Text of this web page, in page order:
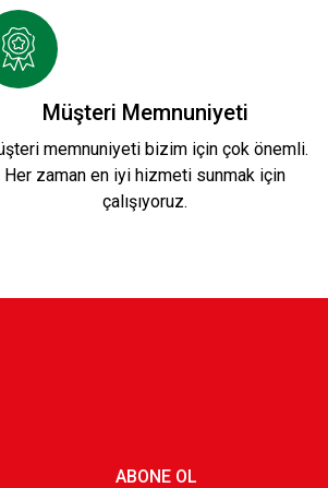
Müşteri Memnuniyeti
memnuniyeti bizim için çok önemli.
Her zaman en iyi hizmeti sunmak için
çalışıyoruz.
ABONE OL